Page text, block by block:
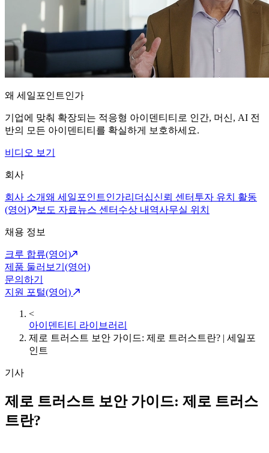
왜 세일포인트인가
기업에 맞춰 확장되는 적응형 아이덴티티로 인간, 머신, AI 전
반의 모든 아이덴티티를 확실하게 보호하세요.
비디오 보기
회사
회사 소개왜 세일포인트인가리더십신뢰 센터 투자 유치 활동
(영어)
보도 자료뉴스 센터 수상 내역사무실 위치
채용 정보
크루 합류(영어)
제품 둘러보기(영어)
문의하기
지원 포털(영어)
<
아이덴티티 라이브러리
제로 트러스트 보안 가이드: 제로 트러스트란? | 세일포
인트
기사
제로 트러스트 보안 가이드: 제로 트러스
트란?